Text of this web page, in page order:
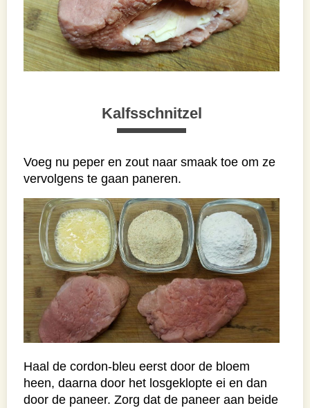
Kalfsschnitzel
Voeg nu peper en zout naar smaak toe om ze
vervolgens te gaan paneren.
Haal de cordon-bleu eerst door de bloem
heen, daarna door het losgeklopte ei en dan
door de paneer. Zorg dat de paneer aan beide